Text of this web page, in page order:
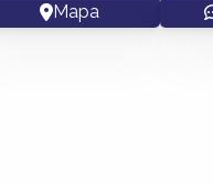
Mapa